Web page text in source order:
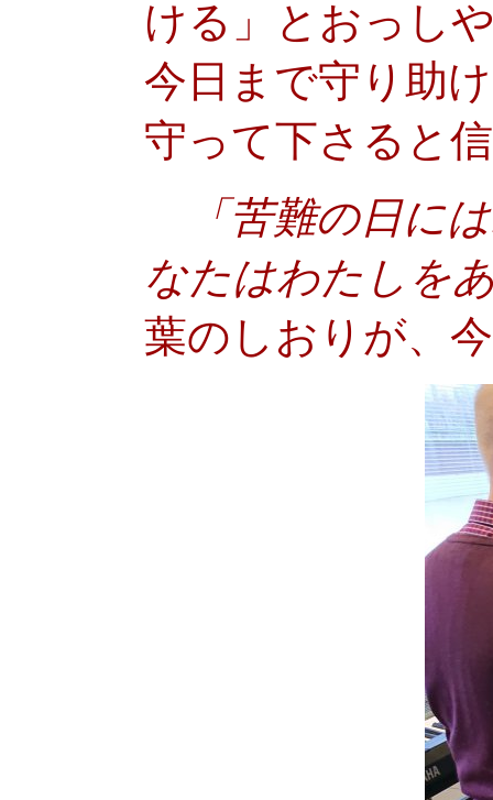
ける」とおっし
今日まで守り助
守って下さると
「苦難の日に
なたはわたしを
葉のしおりが、